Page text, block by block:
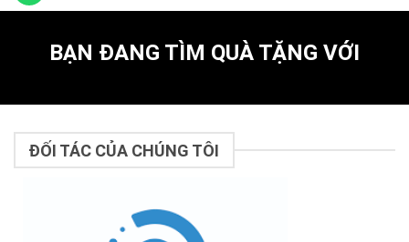
BẠN ĐANG TÌM QUÀ TẶNG VỚI
ĐỐI TÁC CỦA CHÚNG TÔI